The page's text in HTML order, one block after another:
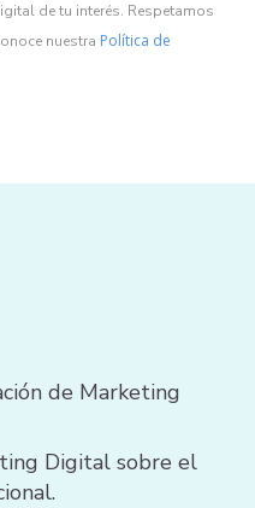
de tu interés. Respetamos
nuestra Política de
de Marketing
Digital sobre el